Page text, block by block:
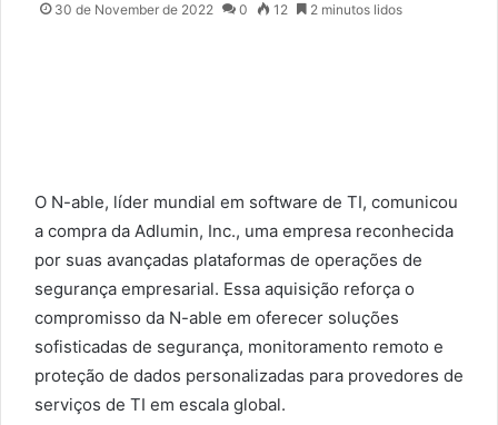
m
30 de November de 2022 0 12 2 minutos lidos
O N-able, líder mundial em software de TI, comunicou
a compra da Adlumin, Inc., uma empresa reconhecida
por suas avançadas plataformas de operações de
segurança empresarial. Essa aquisição reforça o
compromisso da N-able em oferecer soluções
sofisticadas de segurança, monitoramento remoto e
proteção de dados personalizadas para provedores de
serviços de TI em escala global.